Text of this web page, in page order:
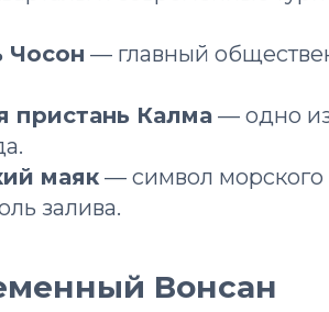
Чосон — главный
пристань Калма — одно
маяк — символ морского
залива.
Вонсан